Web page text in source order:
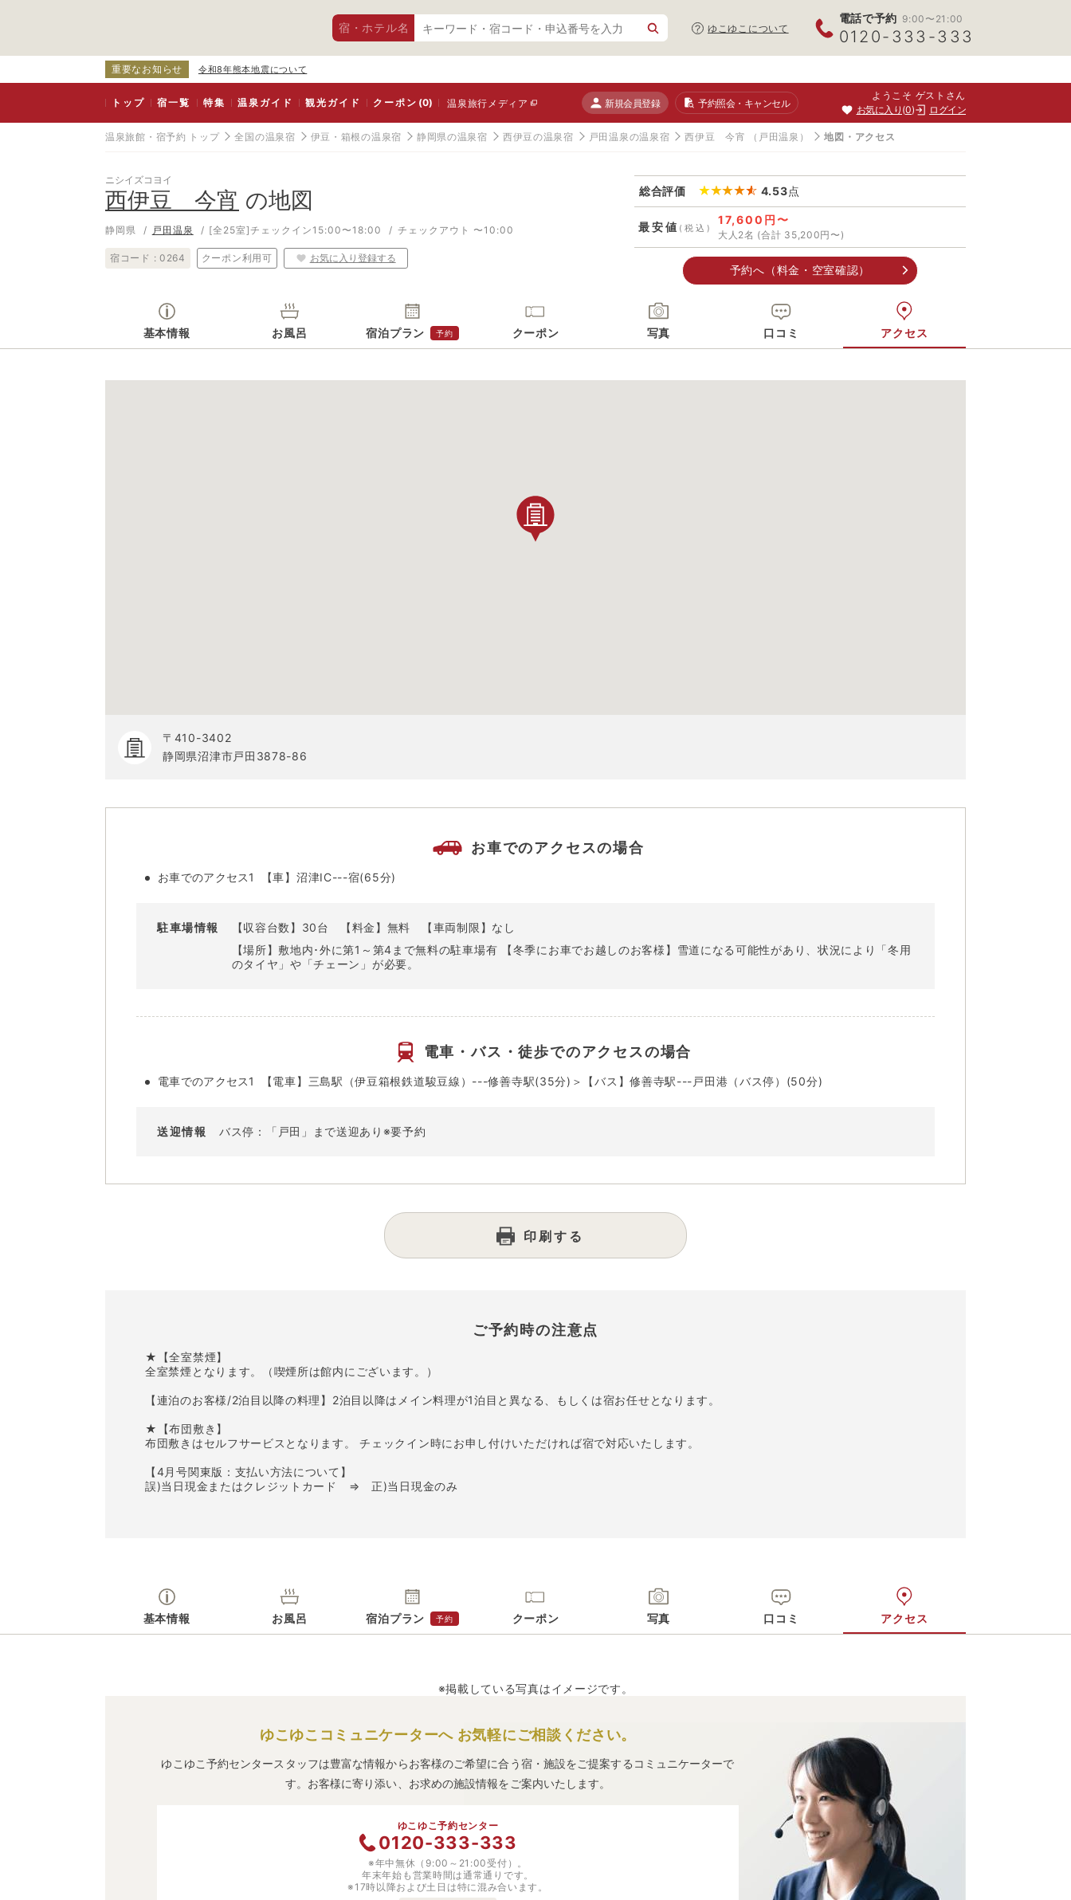
宿・ホテル名 ゆこゆこについて
電話で予約 9:00〜21:00
0120-333-333
重要なお知らせ 令和8年熊本地震について
トップ 宿一覧 特集 温泉ガイド 観光ガイド クーポン(0) 温泉旅行メディア 新規会員登録 予約照会・キャンセル
ようこそ ゲストさん
お気に入り 0 ログイン
温泉旅館・宿予約 トップ 全国の温泉宿 伊豆・箱根の温泉宿 静岡県の温泉宿 西伊豆の温泉宿 戸田温泉の温泉宿 西伊豆 今宵 （戸田温泉） 地図・アクセス
ニシイズコヨイ
西伊豆 今宵 の地図
静岡県 戸田温泉 [全25室]チェックイン15:00〜18:00 チェックアウト 〜10:00
宿コード : 0264 クーポン利用可 お気に入り登録する
総合評価 4.53点
最安値 (税込)
17,600円〜
大人2名 (合計 35,200円〜)
予約へ（料金・空室確認）
基本情報 お風呂 宿泊プラン 予約 クーポン 写真 口コミ アクセス
〒410-3402
静岡県沼津市戸田3878-86
お車でのアクセスの場合
お車でのアクセス1 【車】沼津IC---宿(65分)
駐車場情報 【収容台数】30台 【料金】無料
【車両制限】なし
【場所】敷地内･外に第1～第4まで無料の駐車場有 【冬季にお車でお越しのお客様】雪道になる可能性があり、状況により「冬用
のタイヤ」や「チェーン」が必要。
電車・バス・徒歩でのアクセスの場合
電車でのアクセス1 【電車】三島駅（伊豆箱根鉄道駿豆線）---修善寺駅(35分)＞【バス】修善寺駅---戸田港（バス停）(50分)
送迎情報 バス停：「戸田」まで送迎あり※要予約
印刷する
ご予約時の注意点
★【全室禁煙】
全室禁煙となります。（喫煙所は館内にございます。）
【連泊のお客様/2泊目以降の料理】2泊目以降はメイン料理が1泊目と異なる、もしくは宿お任せとなります。
★【布団敷き】
布団敷きはセルフサービスとなります。 チェックイン時にお申し付けいただければ宿で対応いたします。
【4月号関東版：支払い方法について】
誤)当日現金またはクレジットカード ⇒ 正)当日現金のみ
基本情報 お風呂 宿泊プラン 予約 クーポン 写真 口コミ アクセス
※掲載している写真はイメージです。
ゆこゆこコミュニケーターへ お気軽にご相談ください。
ゆこゆこ予約センタースタッフは豊富な情報からお客様のご希望に合う宿・施設をご提案するコミュニケーターで
す。お客様に寄り添い、お求めの施設情報をご案内いたします。
ゆこゆこ予約センター
0120-333-333
※年中無休（9:00～21:00受付）。
年末年始も営業時間は通常通りです。
※17時以降および土日は特に混み合います。